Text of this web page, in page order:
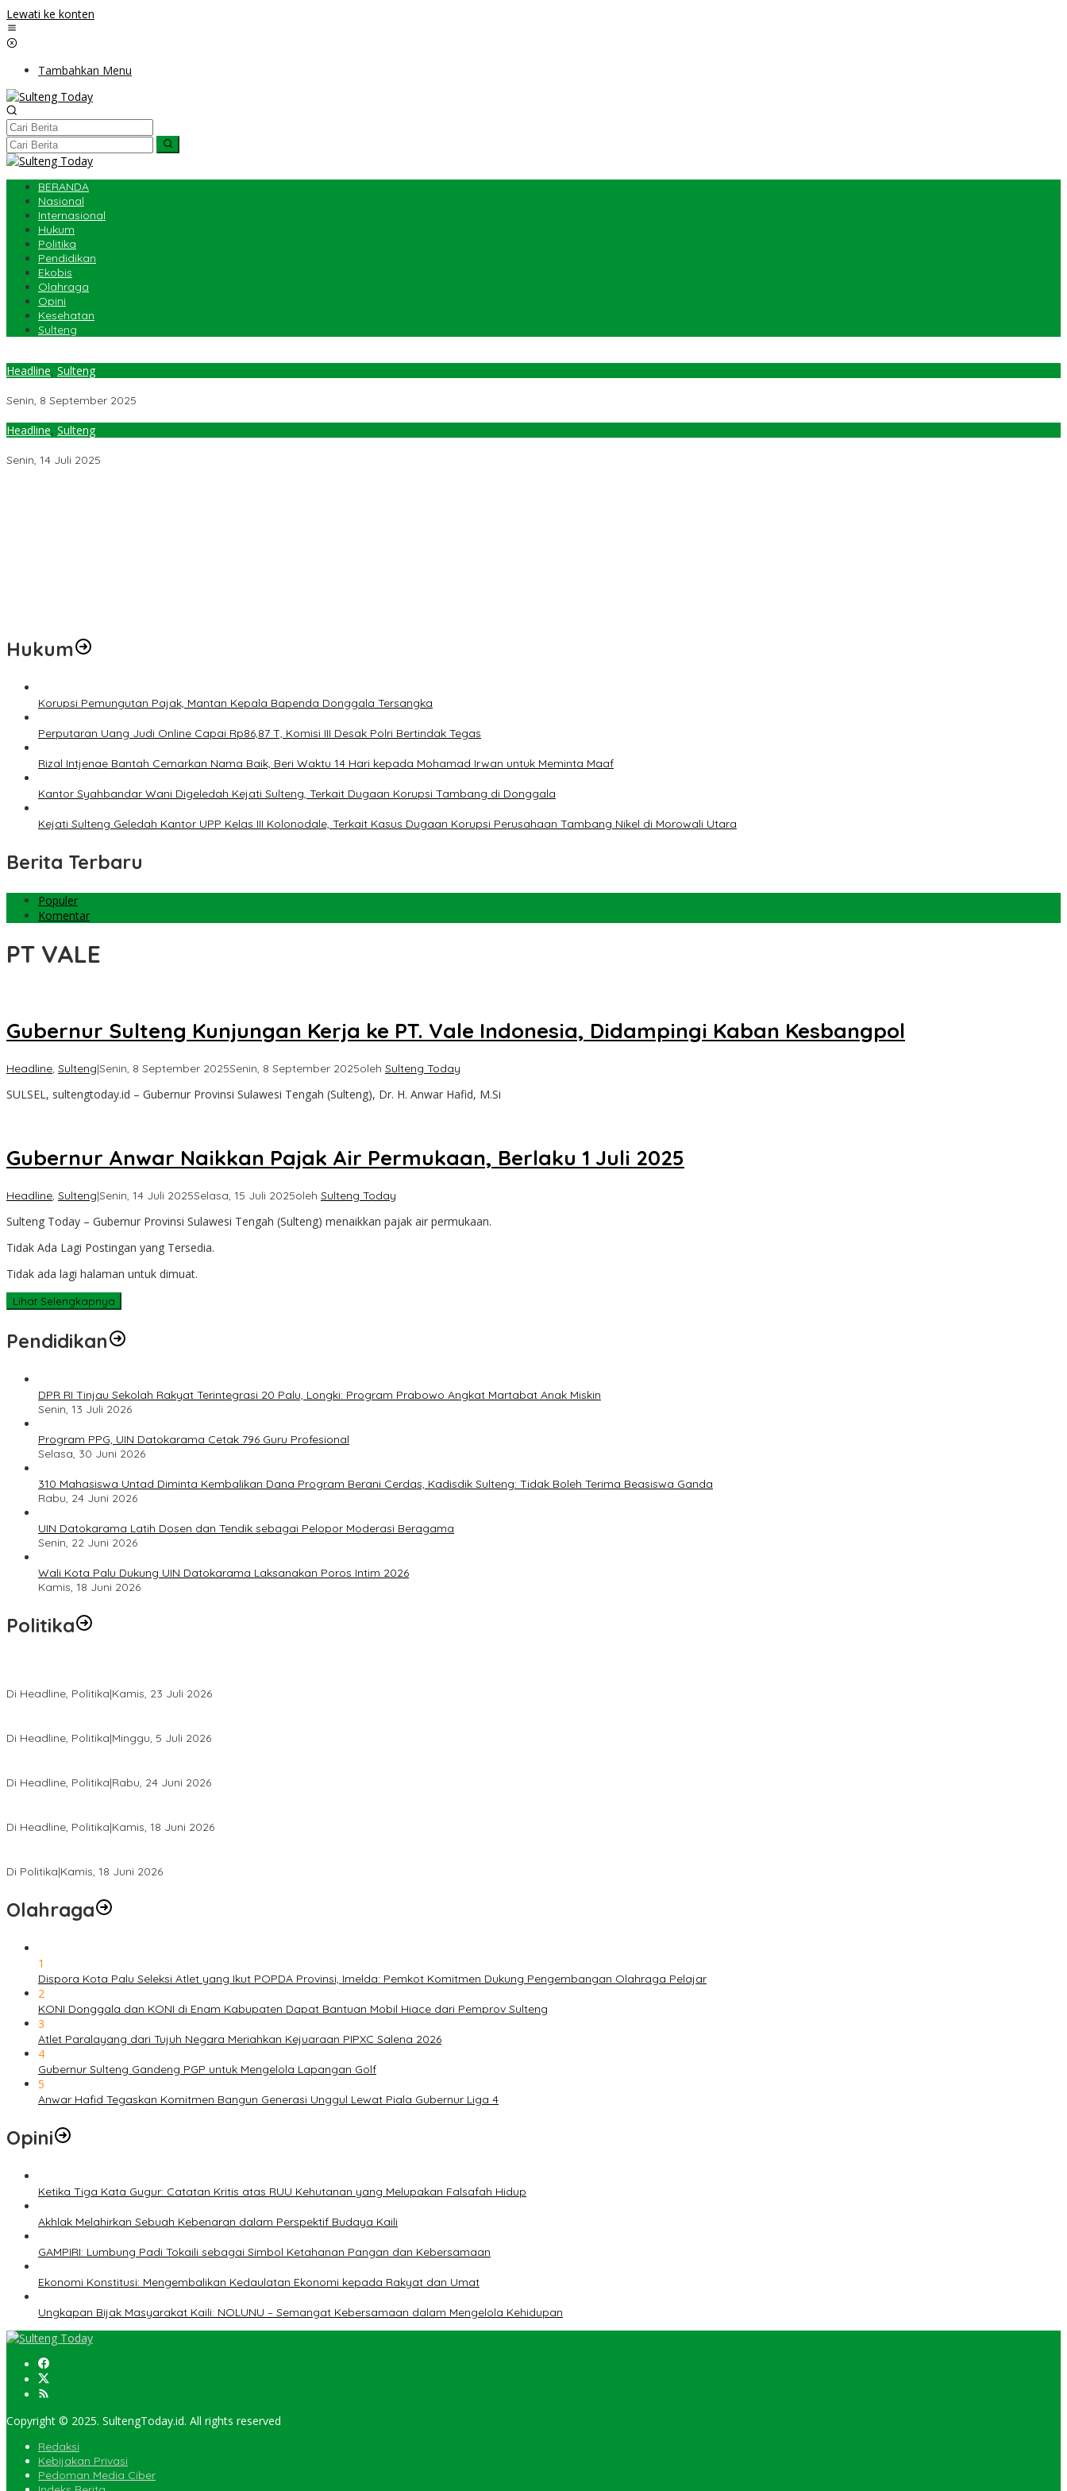
Lewati ke konten
Tambahkan Menu
BERANDA
Nasional
Internasional
Hukum
Politika
Pendidikan
Ekobis
Olahraga
Opini
Kesehatan
Sulteng
Headline, Sulteng
Senin, 8 September 2025
Headline, Sulteng
Senin, 14 Juli 2025
Hukum
Korupsi Pemungutan Pajak, Mantan Kepala Bapenda Donggala Tersangka
Perputaran Uang Judi Online Capai Rp86,87 T, Komisi III Desak Polri Bertindak Tegas
Rizal Intjenae Bantah Cemarkan Nama Baik, Beri Waktu 14 Hari kepada Mohamad Irwan untuk Meminta Maaf
Kantor Syahbandar Wani Digeledah Kejati Sulteng, Terkait Dugaan Korupsi Tambang di Donggala
Kejati Sulteng Geledah Kantor UPP Kelas III Kolonodale, Terkait Kasus Dugaan Korupsi Perusahaan Tambang Nikel di Morowali Utara
Berita Terbaru
Populer
Komentar
PT VALE
Gubernur Sulteng Kunjungan Kerja ke PT. Vale Indonesia, Didampingi Kaban Kesbangpol
Headline, Sulteng|Senin, 8 September 2025Senin, 8 September 2025oleh Sulteng Today
SULSEL, sultengtoday.id – Gubernur Provinsi Sulawesi Tengah (Sulteng), Dr. H. Anwar Hafid, M.Si
Gubernur Anwar Naikkan Pajak Air Permukaan, Berlaku 1 Juli 2025
Headline, Sulteng|Senin, 14 Juli 2025Selasa, 15 Juli 2025oleh Sulteng Today
Sulteng Today – Gubernur Provinsi Sulawesi Tengah (Sulteng) menaikkan pajak air permukaan.
Tidak Ada Lagi Postingan yang Tersedia.
Tidak ada lagi halaman untuk dimuat.
Lihat Selengkapnya
Pendidikan
DPR RI Tinjau Sekolah Rakyat Terintegrasi 20 Palu, Longki: Program Prabowo Angkat Martabat Anak Miskin
Senin, 13 Juli 2026
Program PPG, UIN Datokarama Cetak 796 Guru Profesional
Selasa, 30 Juni 2026
310 Mahasiswa Untad Diminta Kembalikan Dana Program Berani Cerdas, Kadisdik Sulteng: Tidak Boleh Terima Beasiswa Ganda
Rabu, 24 Juni 2026
UIN Datokarama Latih Dosen dan Tendik sebagai Pelopor Moderasi Beragama
Senin, 22 Juni 2026
Wali Kota Palu Dukung UIN Datokarama Laksanakan Poros Intim 2026
Kamis, 18 Juni 2026
Politika
Di Headline, Politika|Kamis, 23 Juli 2026
Di Headline, Politika|Minggu, 5 Juli 2026
Di Headline, Politika|Rabu, 24 Juni 2026
Di Headline, Politika|Kamis, 18 Juni 2026
Di Politika|Kamis, 18 Juni 2026
Olahraga
1
Dispora Kota Palu Seleksi Atlet yang Ikut POPDA Provinsi, Imelda: Pemkot Komitmen Dukung Pengembangan Olahraga Pelajar
2
KONI Donggala dan KONI di Enam Kabupaten Dapat Bantuan Mobil Hiace dari Pemprov Sulteng
3
Atlet Paralayang dari Tujuh Negara Meriahkan Kejuaraan PIPXC Salena 2026
4
Gubernur Sulteng Gandeng PGP untuk Mengelola Lapangan Golf
5
Anwar Hafid Tegaskan Komitmen Bangun Generasi Unggul Lewat Piala Gubernur Liga 4
Opini
Ketika Tiga Kata Gugur: Catatan Kritis atas RUU Kehutanan yang Melupakan Falsafah Hidup
Akhlak Melahirkan Sebuah Kebenaran dalam Perspektif Budaya Kaili
GAMPIRI: Lumbung Padi Tokaili sebagai Simbol Ketahanan Pangan dan Kebersamaan
Ekonomi Konstitusi: Mengembalikan Kedaulatan Ekonomi kepada Rakyat dan Umat
Ungkapan Bijak Masyarakat Kaili: NOLUNU – Semangat Kebersamaan dalam Mengelola Kehidupan
Copyright © 2025. SultengToday.id. All rights reserved
Redaksi
Kebijakan Privasi
Pedoman Media Ciber